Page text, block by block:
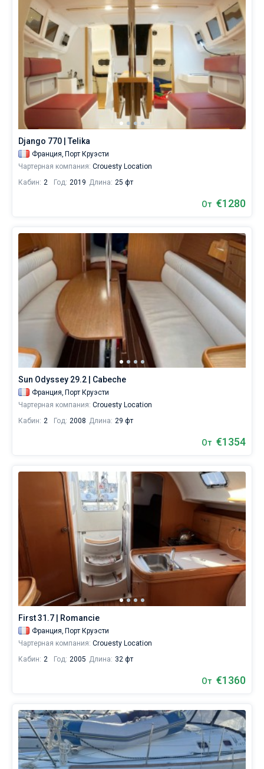
Django 770 | Telika
Франция, Порт Круэсти
Чартерная компания: Crouesty Location
Кабин: 2 Год: 2019 Длина: 25 фт
От €1280
Sun Odyssey 29.2 | Cabeche
Франция, Порт Круэсти
Чартерная компания: Crouesty Location
Кабин: 2 Год: 2008 Длина: 29 фт
От €1354
First 31.7 | Romancie
Франция, Порт Круэсти
Чартерная компания: Crouesty Location
Кабин: 2 Год: 2005 Длина: 32 фт
От €1360